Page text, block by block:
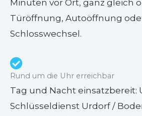
Minuten vor Ort, ganz gleich
Türöffnung, Autoöffnung
Schlosswechsel.
Rund um die Uhr erreichbar
Tag und Nacht einsatzbereit:
Schlüsseldienst Urdorf /